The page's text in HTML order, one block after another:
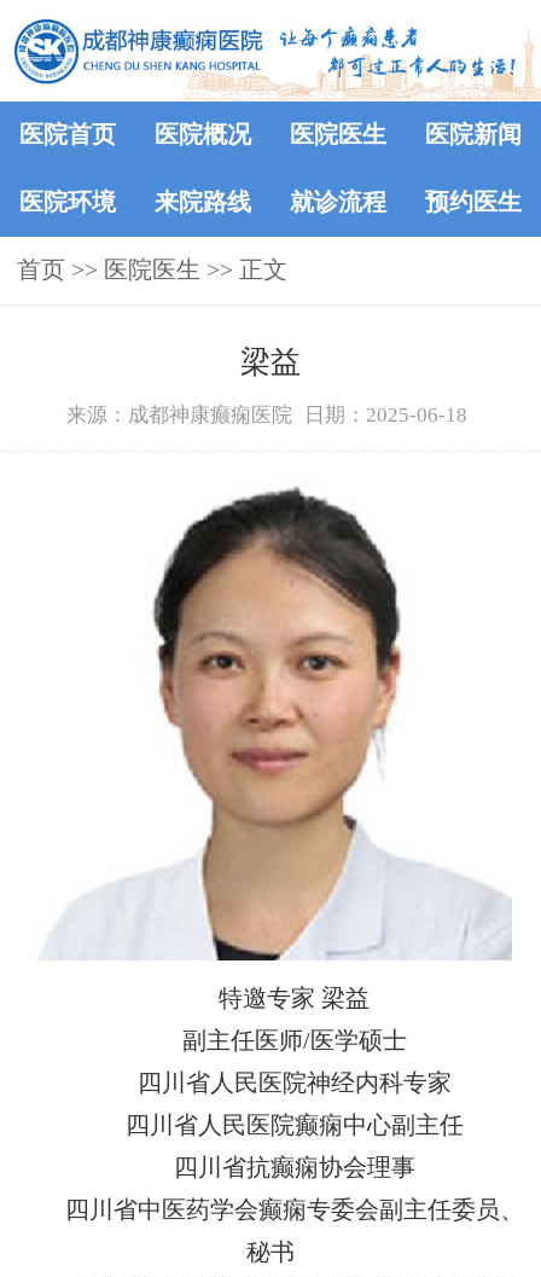
医院首页 医院概况 医院医生 医院新闻
医院环境 来院路线 就诊流程 预约医生
首页 >> 医院医生 >> 正文
梁益
来源：成都神康癫痫医院 日期：2025-06-18
特邀专家 梁益
副主任医师/医学硕士
四川省人民医院神经内科专家
四川省人民医院癫痫中心副主任
四川省抗癫痫协会理事
四川省中医药学会癫痫专委会副主任委员、
秘书